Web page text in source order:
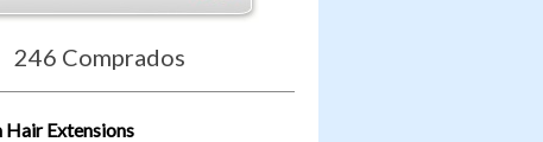
246 Comprados
Hair Extensions